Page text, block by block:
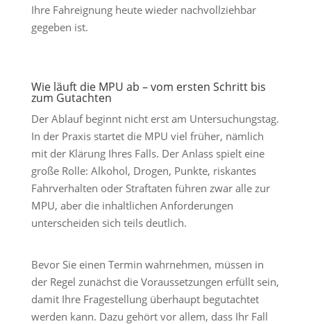
Ihre Fahreignung heute wieder nachvollziehbar
gegeben ist.
Wie läuft die MPU ab – vom ersten Schritt bis
zum Gutachten
Der Ablauf beginnt nicht erst am Untersuchungstag.
In der Praxis startet die MPU viel früher, nämlich
mit der Klärung Ihres Falls. Der Anlass spielt eine
große Rolle: Alkohol, Drogen, Punkte, riskantes
Fahrverhalten oder Straftaten führen zwar alle zur
MPU, aber die inhaltlichen Anforderungen
unterscheiden sich teils deutlich.
Bevor Sie einen Termin wahrnehmen, müssen in
der Regel zunächst die Voraussetzungen erfüllt sein,
damit Ihre Fragestellung überhaupt begutachtet
werden kann. Dazu gehört vor allem, dass Ihr Fall